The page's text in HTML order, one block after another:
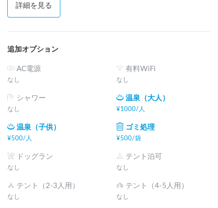
詳細を見る
追加オプション
AC電源
なし
有料WiFi
なし
シャワー
なし
温泉（大人）
¥1000/ 人
温泉（子供）
¥500/ 人
ゴミ処理
¥500/袋
ドッグラン
なし
テント泊可
なし
テント（2-3人用）
なし
テント（4-5人用）
なし